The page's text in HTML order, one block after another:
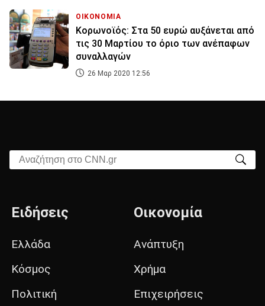
ΟΙΚΟΝΟΜΙΑ
Κορωνοϊός: Στα 50 ευρώ αυξάνεται από
τις 30 Μαρτίου το όριο των ανέπαφων
συναλλαγών
26 Μαρ 2020 12:56
Αναζήτηση στο CNN.gr
Ειδήσεις
Ελλάδα
Κόσμος
Πολιτική
Οικονομία
Ανάπτυξη
Χρήμα
Επιχειρήσεις